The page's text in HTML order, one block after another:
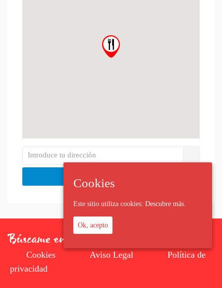
Cookies Aviso Legal
Política de
privacidad
Cookies
Este sitio utiliza cookies: Descubre más.
Ok, acepto